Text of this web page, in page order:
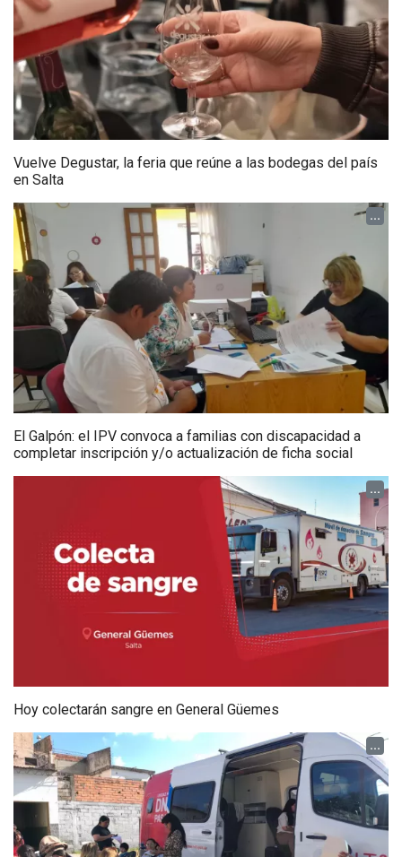
Vuelve Degustar, la feria que reúne a las bodegas del país
en Salta
...
El Galpón: el IPV convoca a familias con discapacidad a
completar inscripción y/o actualización de ficha social
...
Hoy colectarán sangre en General Güemes
...